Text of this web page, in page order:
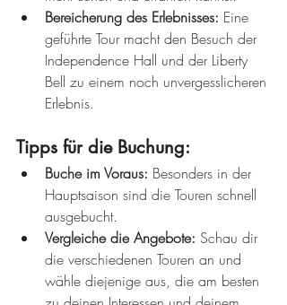
Bereicherung des Erlebnisses: Eine
geführte Tour macht den Besuch der
Independence Hall und der Liberty
Bell zu einem noch unvergesslicheren
Erlebnis.
Tipps für die Buchung:
Buche im Voraus: Besonders in der
Hauptsaison sind die Touren schnell
ausgebucht.
Vergleiche die Angebote: Schau dir
die verschiedenen Touren an und
wähle diejenige aus, die am besten